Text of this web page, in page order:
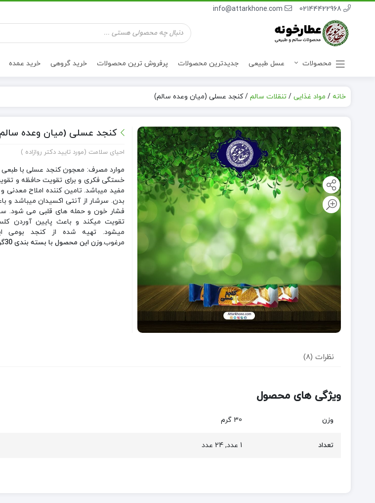
02144422968
info@attarkhone.com
جستجوی
محصولات
محصولات
نوشیدنی ها
عسل طبیعی جدیدترین محصولات پرفروش ترین محصولات خرید گروهی خرید عمده
خانه / مواد غذایی/ تنقلات سالم/کنجد عسلی (میان وعده سالم)
کنجد عسلی (میان وعده
احیای سلامت (مورد تایید دکتر روازاده )
موارد مصرف: معجون کنجد عسلی با طبعی
خستگی فکری و برای تقویت حافظه و
مفید میباشد. تامین کننده املاح معدنی
بدن. سرشار از آنتی اکسیدان میباشد و
فشار خون و حمله های قلبی می شود.
تقویت میکند و باعث پایین آوردن
میشود. تهیه شده از کنجد بومی
مرغوب.وزن این محصول با بسته بندی 30گرم می باشد.
نظرات (8)
ویژگی های محصول
وزن 30 گرم
تعداد 1 عدد, 24 عدد